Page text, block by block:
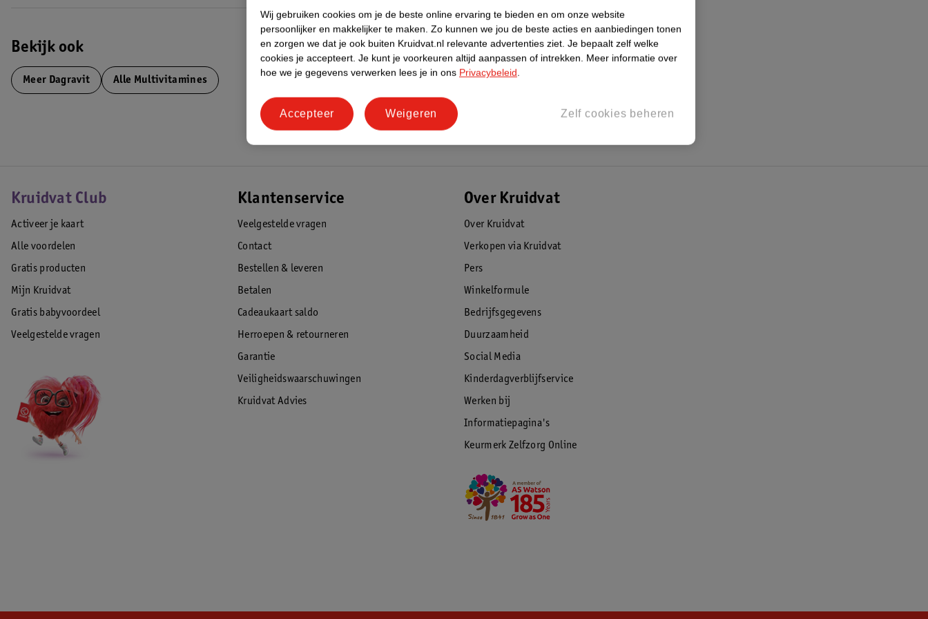
Bekijk ook
Meer Dagravit Alle Multivitamines
Kruidvat Club
Activeer je kaart
Alle voordelen
Gratis producten
Mijn Kruidvat
Gratis babyvoordeel
Veelgestelde vragen
Klantenservice
Veelgestelde vragen
Contact
Bestellen & leveren
Betalen
Cadeaukaart saldo
Herroepen & retourneren
Garantie
Veiligheidswaarschuwingen
Kruidvat Advies
Over Kruidvat
Over Kruidvat
Verkopen via Kruidvat
Pers
Winkelformule
Bedrijfsgegevens
Duurzaamheid
Social Media
Kinderdagverblijfservice
Werken bij
Informatiepagina's
Keurmerk Zelfzorg Online
Wij gebruiken cookies om je de beste online ervaring te bieden en om onze website
persoonlijker en makkelijker te maken. Zo kunnen we jou de beste acties en aanbiedingen tonen
en zorgen we dat je ook buiten Kruidvat.nl relevante advertenties ziet. Je bepaalt zelf welke
cookies je accepteert. Je kunt je voorkeuren altijd aanpassen of intrekken. Meer informatie over
hoe we je gegevens verwerken lees je in ons Privacybeleid.
Zelf cookies beheren
Weigeren
Accepteer